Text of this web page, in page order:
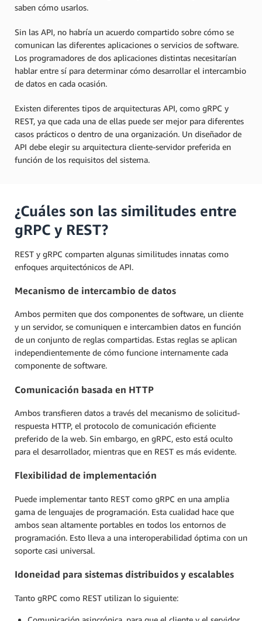
saben cómo usarlos.
Sin las API, no habría un acuerdo compartido sobre cómo se
comunican las diferentes aplicaciones o servicios de software.
Los programadores de dos aplicaciones distintas necesitarían
hablar entre sí para determinar cómo desarrollar el intercambio
de datos en cada ocasión.
Existen diferentes tipos de arquitecturas API, como gRPC y
REST, ya que cada una de ellas puede ser mejor para diferentes
casos prácticos o dentro de una organización. Un diseñador de
API debe elegir su arquitectura cliente-servidor preferida en
función de los requisitos del sistema.
¿Cuáles son las similitudes entre
gRPC y REST?
REST y gRPC comparten algunas similitudes innatas como
enfoques arquitectónicos de API.
Mecanismo de intercambio de datos
Ambos permiten que dos componentes de software, un cliente
y un servidor, se comuniquen e intercambien datos en función
de un conjunto de reglas compartidas. Estas reglas se aplican
independientemente de cómo funcione internamente cada
componente de software.
Comunicación basada en HTTP
Ambos transfieren datos a través del mecanismo de solicitud-
respuesta HTTP, el protocolo de comunicación eficiente
preferido de la web. Sin embargo, en gRPC, esto está oculto
para el desarrollador, mientras que en REST es más evidente.
Flexibilidad de implementación
Puede implementar tanto REST como gRPC en una amplia
gama de lenguajes de programación. Esta cualidad hace que
ambos sean altamente portables en todos los entornos de
programación. Esto lleva a una interoperabilidad óptima con un
soporte casi universal.
Idoneidad para sistemas distribuidos y escalables
Tanto gRPC como REST utilizan lo siguiente: